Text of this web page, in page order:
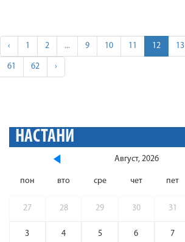
‹ 1 2 ... 9 10 11 12 13
61 62 ›
НАСТАНИ
Август, 2026
пон вто сре чет пет
27 28 29 30 31
3 4 5 6 7